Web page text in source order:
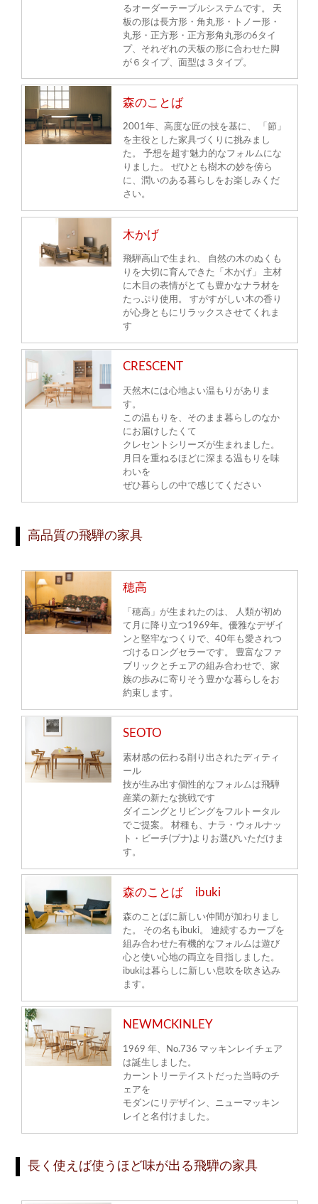
るオーダーテーブルシステムです。 天
板の形は長方形・角丸形・トノー形・
丸形・正方形・正方形角丸形の6タイ
プ、それぞれの天板の形に合わせた脚
が６タイプ、面型は３タイプ。
森のことば
2001年、高度な匠の技を基に、 「節」
を主役とした家具づくりに挑みまし
た。 予想を超す魅力的なフォルムにな
りました。 ぜひとも樹木の妙を傍ら
に、潤いのある暮らしをお楽しみくだ
さい。
木かげ
飛騨高山で生まれ、 自然の木のぬくも
りを大切に育んできた「木かげ」 主材
に木目の表情がとても豊かなナラ材を
たっぷり使用。 すがすがしい木の香り
が心身ともにリラックスさせてくれま
す
CRESCENT
天然木には心地よい温もりがありま
す。
この温もりを、そのまま暮らしのなか
にお届けしたくて
クレセントシリーズが生まれました。
月日を重ねるほどに深まる温もりを味
わいを
ぜひ暮らしの中で感じてください
高品質の飛騨の家具
穂高
「穂高」が生まれたのは、 人類が初め
て月に降り立つ1969年。優雅なデザイ
ンと堅牢なつくりで、40年も愛されつ
づけるロングセラーです。 豊富なファ
ブリックとチェアの組み合わせで、家
族の歩みに寄りそう豊かな暮らしをお
約束します。
SEOTO
素材感の伝わる削り出されたディティ
ール
技が生み出す個性的なフォルムは飛騨
産業の新たな挑戦です
ダイニングとリビングをフルトータル
でご提案。 材種も、ナラ・ウォルナッ
ト・ビーチ(ブナ)よりお選びいただけま
す。
森のことば ibuki
森のことばに新しい仲間が加わりまし
た。 その名もibuki。 連続するカーブを
組み合わせた有機的なフォルムは遊び
心と使い心地の両立を目指しました。
ibukiは暮らしに新しい息吹を吹き込み
ます。
NEWMCKINLEY
1969 年、No.736 マッキンレイチェア
は誕生しました。
カーントリーテイストだった当時のチ
ェアを
モダンにリデザイン、ニューマッキン
レイと名付けました。
長く使えば使うほど味が出る飛騨の家具